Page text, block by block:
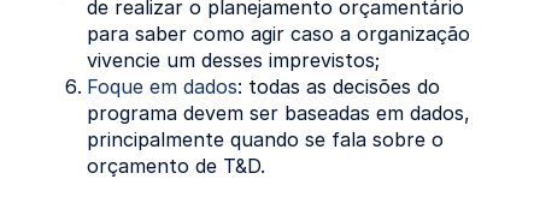
de realizar o planejamento orçamentário
para saber como agir caso a organização
vivencie um desses imprevistos;
Foque em dados: todas as decisões do
programa devem ser baseadas em dados,
principalmente quando se fala sobre o
orçamento de T&D.